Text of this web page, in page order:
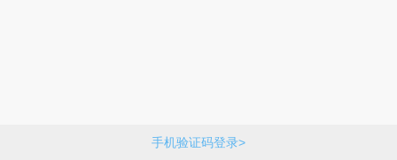
手机验证码登录>